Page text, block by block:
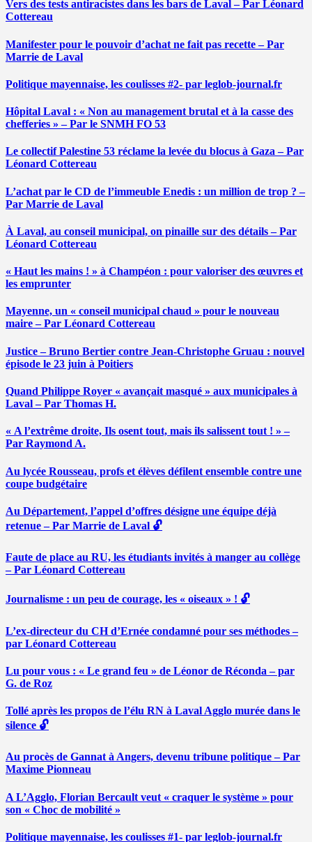
Vers des tests antiracistes dans les bars de Laval – Par Léonard
Cottereau
Manifester pour le pouvoir d’achat ne fait pas recette – Par
Marrie de Laval
Politique mayennaise, les coulisses #2- par leglob-journal.fr
Hôpital Laval : « Non au management brutal et à la casse des
chefferies » – Par le SNMH FO 53
Le collectif Palestine 53 réclame la levée du blocus à Gaza – Par
Léonard Cottereau
L’achat par le CD de l’immeuble Enedis : un million de trop ? –
Par Marrie de Laval
À Laval, au conseil municipal, on pinaille sur des détails – Par
Léonard Cottereau
« Haut les mains ! » à Champéon : pour valoriser des œuvres et
les emprunter
Mayenne, un « conseil municipal chaud » pour le nouveau
maire – Par Léonard Cottereau
Justice – Bruno Bertier contre Jean-Christophe Gruau : nouvel
épisode le 23 juin à Poitiers
Quand Philippe Royer « avançait masqué » aux municipales à
Laval – Par Thomas H.
« A l’extrême droite, Ils osent tout, mais ils salissent tout ! » –
Par Raymond A.
Au lycée Rousseau, profs et élèves défilent ensemble contre une
coupe budgétaire
Au Département, l’appel d’offres désigne une équipe déjà
retenue – Par Marrie de Laval 🔓
Faute de place au RU, les étudiants invités à manger au collège
– Par Léonard Cottereau
Journalisme : un peu de courage, les « oiseaux » ! 🔓
L’ex-directeur du CH d’Ernée condamné pour ses méthodes –
par Léonard Cottereau
Lu pour vous : « Le grand feu » de Léonor de Réconda – par
G. de Roz
Tollé après les propos de l’élu RN à Laval Agglo murée dans le
silence 🔓
Au procès de Gannat à Angers, devenu tribune politique – Par
Maxime Pionneau
A L’Agglo, Florian Bercault veut « craquer le système » pour
son « Choc de mobilité »
Politique mayennaise, les coulisses #1- par leglob-journal.fr